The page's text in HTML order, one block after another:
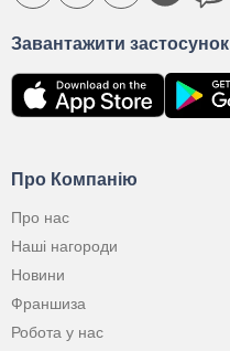
Про Компанію
Про нас
Наші нагороди
Новини
Франшиза
Робота у нас
Завантажити застосунок